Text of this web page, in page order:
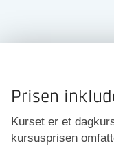
Prisen
Kurset er et
kursusprisen